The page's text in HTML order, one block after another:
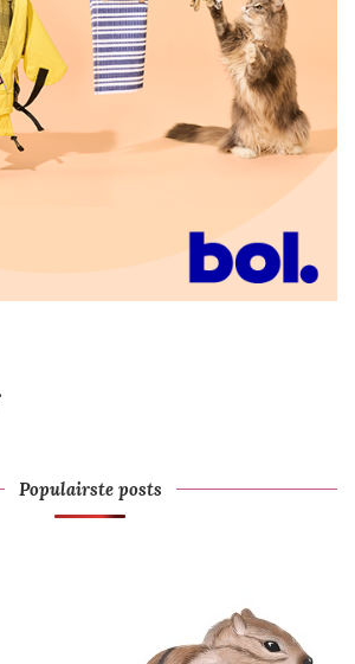
Populairste posts